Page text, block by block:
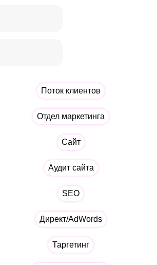
Поток клиентов
Отдел маркетинга
Сайт
Аудит сайта
SEO
Директ/AdWords
Таргетинг